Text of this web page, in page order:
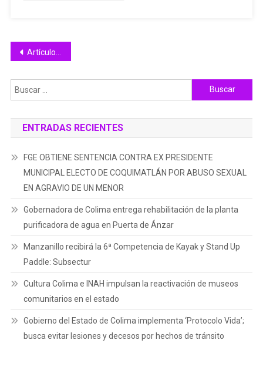
Navegación
de
entradas
Artículos antiguos
Buscar:
ENTRADAS RECIENTES
FGE OBTIENE SENTENCIA CONTRA EX PRESIDENTE
MUNICIPAL ELECTO DE COQUIMATLÁN POR ABUSO SEXUAL
EN AGRAVIO DE UN MENOR
Gobernadora de Colima entrega rehabilitación de la planta
purificadora de agua en Puerta de Ánzar
Manzanillo recibirá la 6ª Competencia de Kayak y Stand Up
Paddle: Subsectur
Cultura Colima e INAH impulsan la reactivación de museos
comunitarios en el estado
Gobierno del Estado de Colima implementa ‘Protocolo Vida’;
busca evitar lesiones y decesos por hechos de tránsito